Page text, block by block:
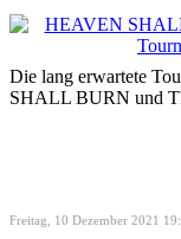
Die lang erwartete
SHALL BURN und
Freitag, 10 Dezember 2021